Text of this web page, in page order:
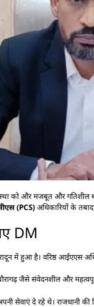
को और मजबूत और गतिशील
(PCS) अधिकारियों के
DM
में हुआ है। वरिष्ठ आईएएस
जैसे संवेदनशील और
सेवाएं दे रहे थे। राजधानी की